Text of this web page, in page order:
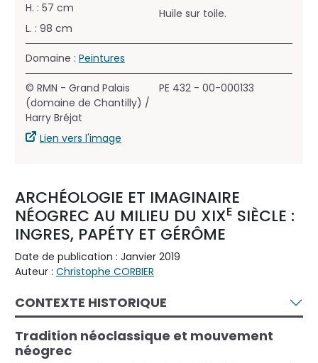
H. : 57 cm
L. : 98 cm
Huile sur toile.
Domaine : Peintures
© RMN - Grand Palais
(domaine de Chantilly) /
Harry Bréjat
Lien vers l'image
PE 432 - 00-000133
ARCHÉOLOGIE ET IMAGINAIRE
NÉOGREC AU MILIEU DU XIXE SIÈCLE :
INGRES, PAPÉTY ET GÉRÔME
Date de publication : Janvier 2019
Auteur : Christophe CORBIER
CONTEXTE HISTORIQUE
Tradition néoclassique et mouvement
néogrec